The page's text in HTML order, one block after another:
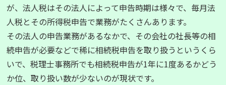
が、法人税はその法人によって申告時期は様々で、毎月法
人税とその所得税申告で業務がたくさんあります。
その法人の申告業務があるなかで、その会社の社長等の相
続申告が必要などで稀に相続税申告を取り扱うというくら
いで、税理士事務所でも相続税申告が1年に1度あるかどう
か位、取り扱い数が少ないのが現状です。